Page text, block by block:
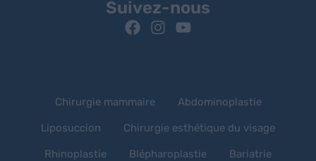
Suivez-nous
Chirurgie mammaire Abdominoplastie
Liposuccion Chirurgie esthétique du visage
Rhinoplastie Blépharoplastie Bariatrie